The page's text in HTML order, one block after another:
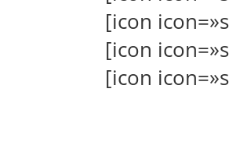
[icon
[icon
[icon